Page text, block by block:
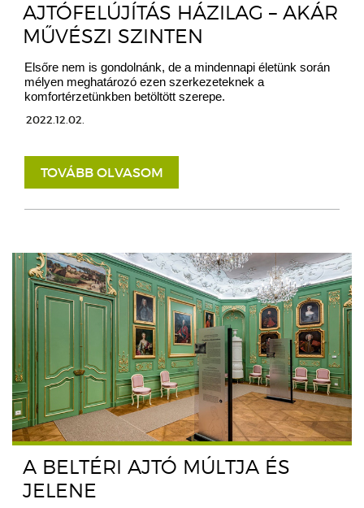
AJTÓFELÚJÍTÁS HÁZILAG – AKÁR
MŰVÉSZI SZINTEN
Elsőre nem is gondolnánk, de a mindennapi életünk során
mélyen meghatározó ezen szerkezeteknek a
komfortérzetünkben betöltött szerepe.
2022.12.02.
TOVÁBB OLVASOM
A BELTÉRI AJTÓ MÚLTJA ÉS
JELENE